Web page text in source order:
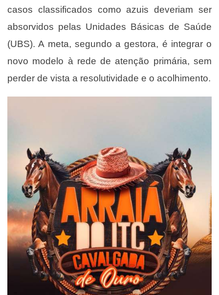
casos classificados como azuis deveriam ser
absorvidos pelas Unidades Básicas de Saúde
(UBS). A meta, segundo a gestora, é integrar o
novo modelo à rede de atenção primária, sem
perder de vista a resolutividade e o acolhimento.